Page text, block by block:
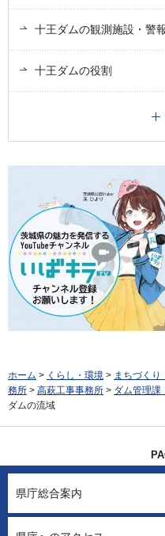
十王ダムの観測施設・警
十王ダムの役割
ホーム > くらし・環境 > まちづくり
務所 > 高萩工事事務所 > ダム管理課
ダムの流域
県庁総合案内